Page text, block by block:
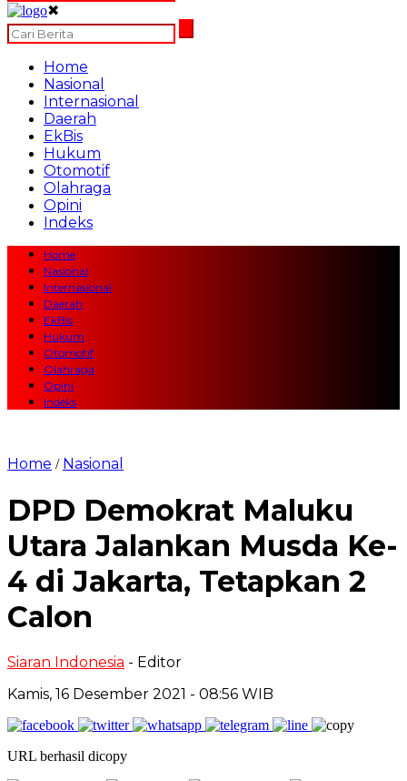
✖
Home
Nasional
Internasional
Daerah
EkBis
Hukum
Otomotif
Olahraga
Opini
Indeks
Home
Nasional
Internasional
Daerah
EkBis
Hukum
Otomotif
Olahraga
Opini
Indeks
Home / Nasional
DPD Demokrat Maluku
Utara Jalankan Musda Ke-
4 di Jakarta, Tetapkan 2
Calon
Siaran Indonesia - Editor
Kamis, 16 Desember 2021 - 08:56 WIB
URL berhasil dicopy